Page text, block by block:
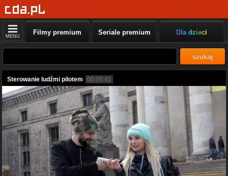
MENU Filmy premium Seriale premium Dla dzieci
szukaj
Sterowanie ludźmi pilotem 00:06:41